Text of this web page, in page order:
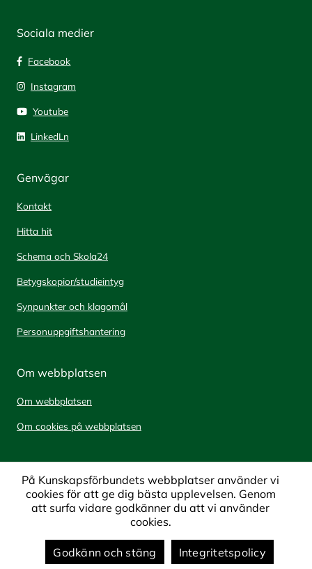
Sociala medier
Facebook
Instagram
Youtube
LinkedLn
Genvägar
Kontakt
Hitta hit
Schema och Skola24
Betygskopior/studieintyg
Synpunkter och klagomål
Personuppgiftshantering
Om webbplatsen
Om webbplatsen
Om cookies på webbplatsen
På Kunskapsförbundets webbplatser använder vi
cookies för att ge dig bästa upplevelsen. Genom
att surfa vidare godkänner du att vi använder
cookies.
Godkänn och stäng Integritetspolicy